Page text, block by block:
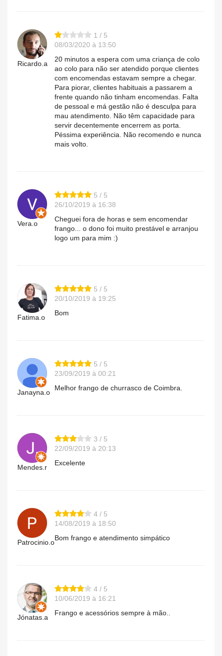
Ricardo.a
1 / 5
08/03/2020 à 13:50
20 minutos a espera com uma criança de colo
ao colo para não ser atendido porque clientes
com encomendas estavam sempre a chegar.
Para piorar, clientes habituais a passarem a
frente quando não tinham encomendas. Falta
de pessoal e má gestão não é desculpa para
mau atendimento. Não têm capacidade para
servir decentemente encerrem as porta.
Péssima experiência. Não recomendo e nunca
mais volto.
Vera.o
5 / 5
26/10/2019 à 16:38
Cheguei fora de horas e sem encomendar
frango... o dono foi muito prestável e arranjou
logo um para mim :)
Fatima.o
5 / 5
20/10/2019 à 19:25
Bom
Janayna.o
5 / 5
23/09/2019 à 00:21
Melhor frango de churrasco de Coimbra.
Mendes.r
3 / 5
22/09/2019 à 20:13
Excelente
Patrocinio.o
4 / 5
14/08/2019 à 18:50
Bom frango e atendimento simpático
Jónatas.a
4 / 5
10/06/2019 à 16:21
Frango e acessórios sempre à mão..